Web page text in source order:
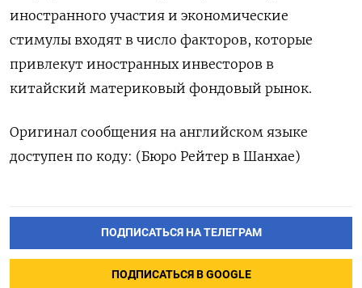
иностранного участия и экономические
стимулы входят в число факторов, которые
привлекут иностранных инвесторов в
китайский материковый фондовый рынок.
Оригинал сообщения на английском языке
доступен по коду: (Бюро Рейтер в Шанхае)
ПОДПИСАТЬСЯ НА ТЕЛЕГРАМ
ПОДПИСАТЬСЯ В GOOGLE